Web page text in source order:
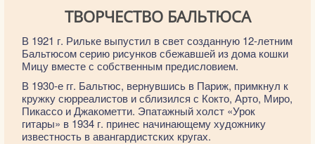
ТВОРЧЕСТВО БАЛЬТЮСА
В 1921 г. Рильке выпустил в свет созданную 12-летним
Бальтюсом серию рисунков сбежавшей из дома кошки
Мицу вместе с собственным предисловием.
В 1930-е гг. Бальтюс, вернувшись в Париж, примкнул к
кружку сюрреалистов и сблизился с Кокто, Арто, Миро,
Пикассо и Джакометти. Эпатажный холст «Урок
гитары» в 1934 г. принес начинающему художнику
известность в авангардистских кругах.